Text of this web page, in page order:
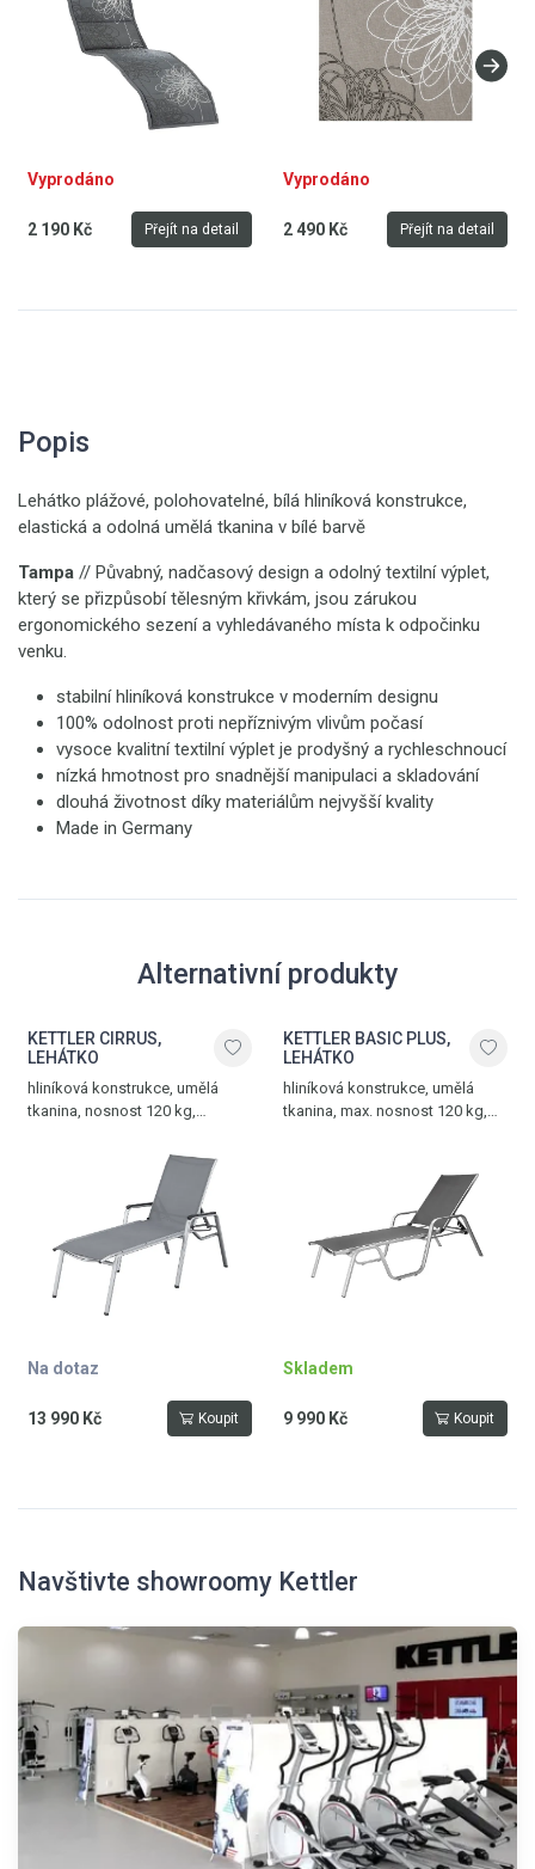
Vyprodáno
2 190 Kč Přejít na detail
Vyprodáno
2 490 Kč Přejít na detail
Popis
Lehátko plážové, polohovatelné, bílá hliníková konstrukce,
elastická a odolná umělá tkanina v bílé barvě
Tampa // Půvabný, nadčasový design a odolný textilní výplet,
který se přizpůsobí tělesným křivkám, jsou zárukou
ergonomického sezení a vyhledávaného místa k odpočinku
venku.
stabilní hliníková konstrukce v moderním designu
100% odolnost proti nepříznivým vlivům počasí
vysoce kvalitní textilní výplet je prodyšný a rychleschnoucí
nízká hmotnost pro snadnější manipulaci a skladování
dlouhá životnost díky materiálům nejvyšší kvality
Made in Germany
Alternativní produkty
KETTLER CIRRUS,
LEHÁTKO
hliníková konstrukce, umělá
tkanina, nosnost 120 kg,
Na dotaz
13 990 Kč Koupit
KETTLER BASIC PLUS,
LEHÁTKO
hliníková konstrukce, umělá
tkanina, max. nosnost 120 kg,
Skladem
9 990 Kč Koupit
Navštivte showroomy Kettler